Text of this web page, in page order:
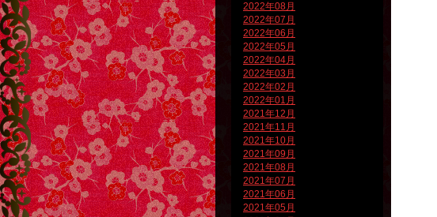
2022年08月
2022年07月
2022年06月
2022年05月
2022年04月
2022年03月
2022年02月
2022年01月
2021年12月
2021年11月
2021年10月
2021年09月
2021年08月
2021年07月
2021年06月
2021年05月